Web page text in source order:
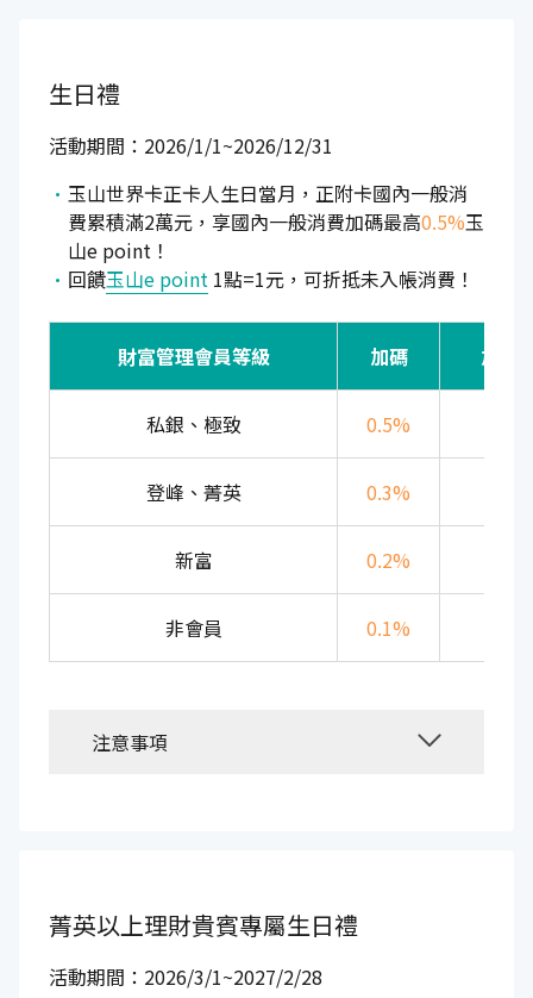
生日禮
活動期間：2026/1/1~2026/12/31
玉山世界卡正卡人生日當月，正附卡國內一般消
費累積滿2萬元，享國內一般消費加碼最高0.5%玉
山e point！
回饋玉山e point 1點=1元，可折抵未入帳消費！
財富管理會員等級 加碼 加碼
私銀、極致 0.5%
登峰、菁英 0.3%
新富 0.2%
非會員 0.1%
注意事項
菁英以上理財貴賓專屬生日禮
活動期間：2026/3/1~2027/2/28